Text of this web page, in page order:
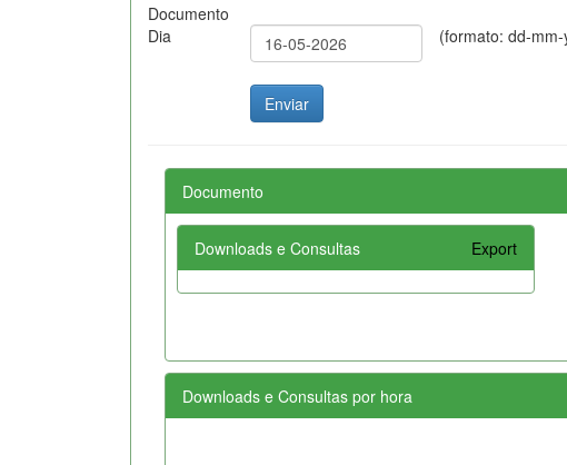
Documento
Dia (formato: dd-mm-
Documento
Downloads e Consultas Export
Downloads e Consultas por hora